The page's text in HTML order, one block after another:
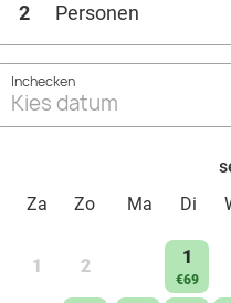
2 Personen
Inchecken
Kies datum
Za Zo
1 2
Ma
Di
1
€69